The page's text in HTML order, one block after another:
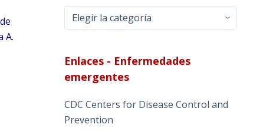
A.
Entradas
–
categorías
Enlaces - Enfermedades
emergentes
CDC Centers for Disease Control and
Prevention